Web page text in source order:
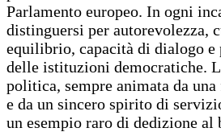
Parlamento europeo. In ogni
distinguersi per autorevolezza,
equilibrio, capacità di dialogo e
delle istituzioni democratiche.
politica, sempre animata da
e da un sincero spirito di
un esempio raro di dedizione al